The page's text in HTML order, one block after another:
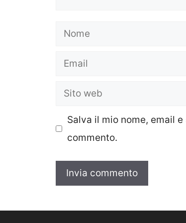
Nome
Email
Sito
Salva il mio nome, email
commento.